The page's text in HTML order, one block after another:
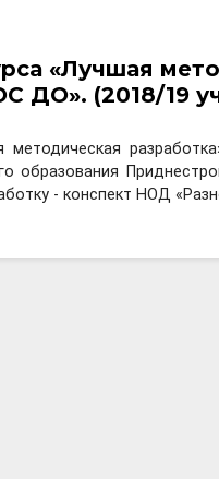
«Лучшая
ДО». (2018/19
методическая
образования
- конспект НОД